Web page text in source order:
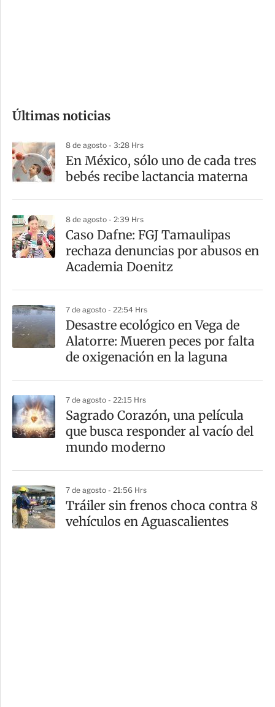
m
a
r
r
Últimas noticias
8 de agosto - 3:28 Hrs
En México, sólo uno de cada tres
bebés recibe lactancia materna
8 de agosto - 2:39 Hrs
Caso Dafne: FGJ Tamaulipas
rechaza denuncias por abusos en
Academia Doenitz
7 de agosto - 22:54 Hrs
Desastre ecológico en Vega de
Alatorre: Mueren peces por falta
de oxigenación en la laguna
7 de agosto - 22:15 Hrs
Sagrado Corazón, una película
que busca responder al vacío del
mundo moderno
7 de agosto - 21:56 Hrs
Tráiler sin frenos choca contra 8
vehículos en Aguascalientes